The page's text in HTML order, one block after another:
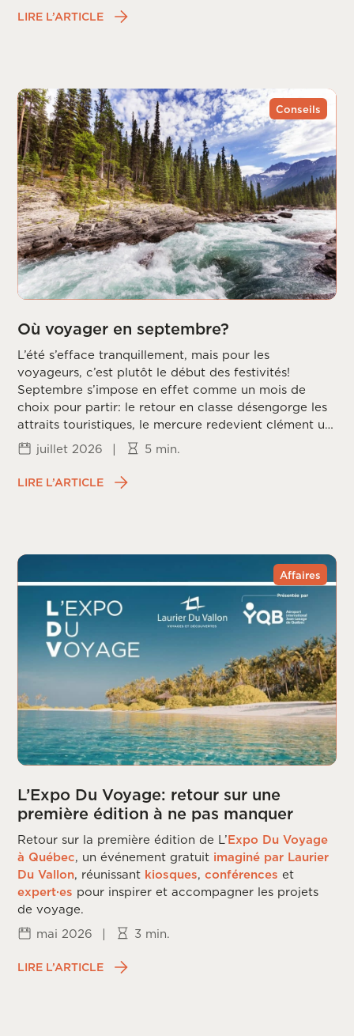
LIRE L’ARTICLE
Conseils
Où voyager en septembre?
L’été s’efface tranquillement, mais pour les
voyageurs, c’est plutôt le début des festivités!
Septembre s’impose en effet comme un mois de
choix pour partir: le retour en classe désengorge les
attraits touristiques, le mercure redevient clément un
peu partout sur la planète, et les prix redescendent
une fois la frénésie estivale passée. Reste à choisir la
bonne destination, puisque chaque coin du monde
vit ce mois différemment, entre saison des ouragans,
juillet 2026 | 5 min.
LIRE L’ARTICLE
Affaires
L’Expo Du Voyage: retour sur une
première édition à ne pas manquer
Retour sur la première édition de L’Expo Du Voyage
à Québec, un événement gratuit imaginé par Laurier
Du Vallon, réunissant kiosques,conférences et
expert·es pour inspirer et accompagner les projets
de voyage.
mai 2026
| 3 min.
LIRE L’ARTICLE